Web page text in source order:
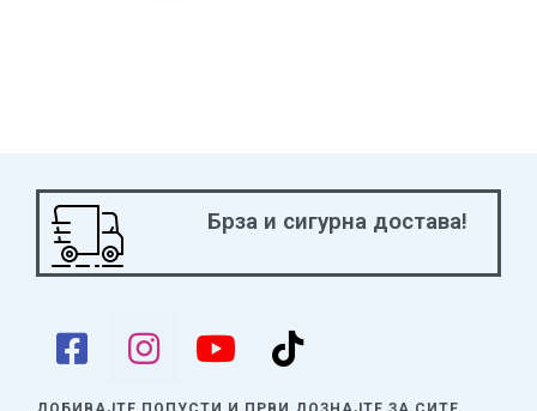
Брза и сигурна достава!